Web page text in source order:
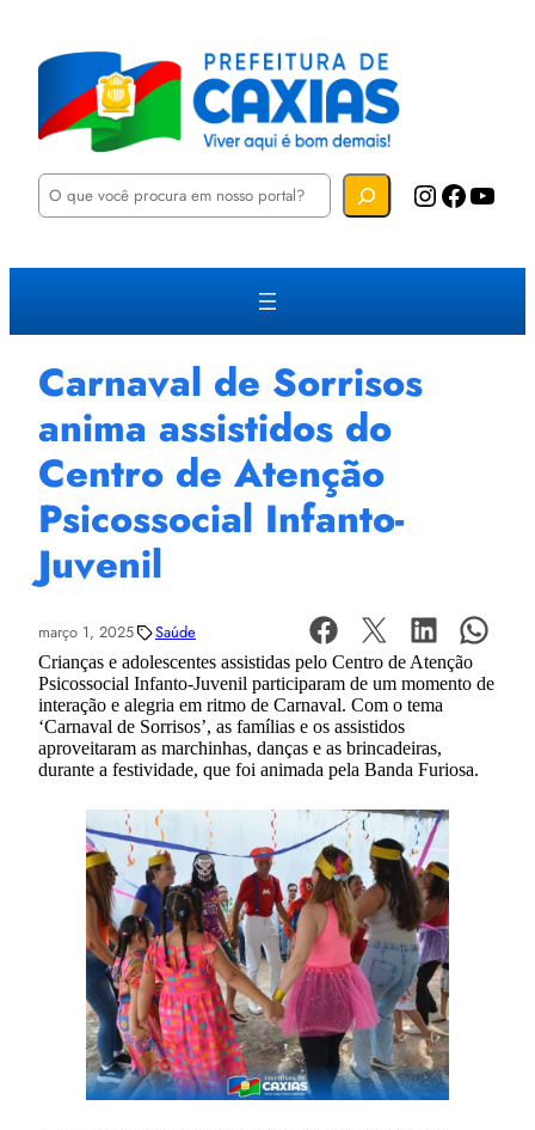
P
u
a
Instagram Facebook YouTube
Carnaval de Sorrisos
anima assistidos do
Centro de Atenção
Psicossocial Infanto-
Juvenil
março 1, 2025 Saúde
Crianças e adolescentes assistidas pelo Centro de Atenção
Psicossocial Infanto-Juvenil participaram de um momento de
interação e alegria em ritmo de Carnaval. Com o tema
‘Carnaval de Sorrisos’, as famílias e os assistidos
aproveitaram as marchinhas, danças e as brincadeiras,
durante a festividade, que foi animada pela Banda Furiosa.